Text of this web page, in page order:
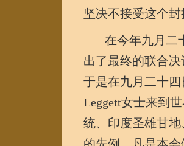
坚决不接受这个封
在今年九月二十
出了最终的联合
于是在九月二十
Leggett女士来到
统、印度圣雄甘